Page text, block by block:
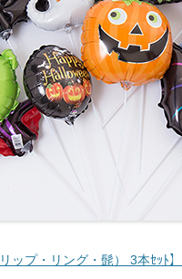
ップ・リング・髭） 3本ｾｯﾄ】